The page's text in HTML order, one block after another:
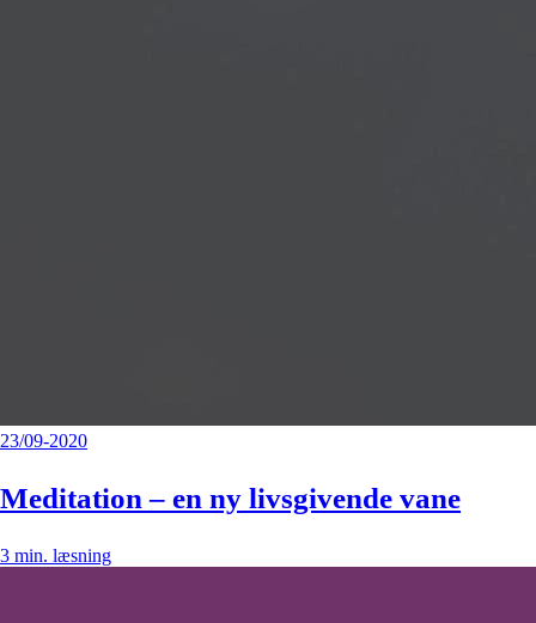
23/09-2020
Meditation – en ny livsgivende vane
3 min. læsning